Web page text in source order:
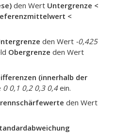
den Wert Untergrenze <
<
den Wert -0,425
Obergrenze den Wert
(innerhalb der
0 0,1 0,2 0,3 0,4ein.
den Wert